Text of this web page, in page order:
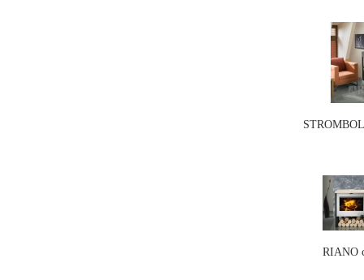
RIANO